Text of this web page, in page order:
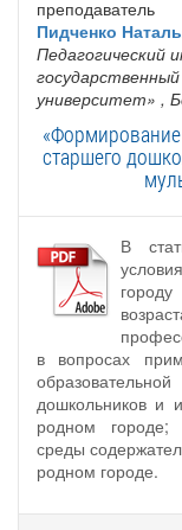
преподаватель
Пидченко
Педагогический
университет» ,
старшего
В
в вопросах
дошкольников и
родном городе;
среды
родном городе.